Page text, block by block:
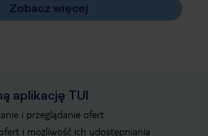
Zobacz więcej
aplikację TUI
i przeglądanie ofert
i możliwość ich udostępniania